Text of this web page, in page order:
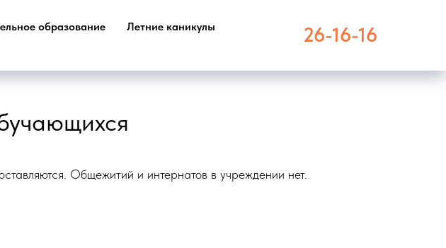
образование
Летние каникулы
26-16-16
Общежитий и интернатов в учреждении нет.